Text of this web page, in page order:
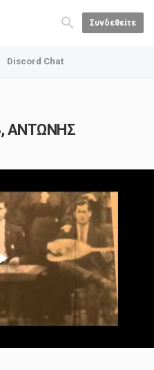
Συνδεθείτε
Discord Chat
ΑΝΤΩΝΗΣ
Play
Video